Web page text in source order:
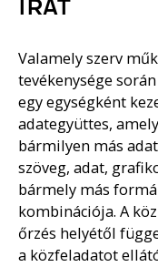
IRAT
Valamely szerv
tevékenysége
egy egységként
adategyüttes,
bármilyen más
szöveg, adat,
bármely más
kombinációja. A
őrzés helyétől
a közfeladatot